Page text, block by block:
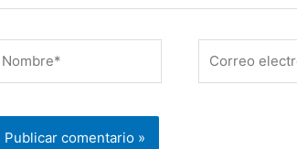
electrónico*